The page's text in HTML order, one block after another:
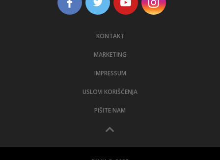
KONTAKT
MARKETING
IMPRESSUM
USLOVI KORIŠĆENJA
PIŠITE NAM